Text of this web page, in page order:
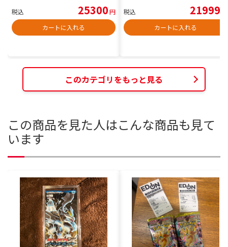
税込 25300円
カートに入れる
税込 21999
カートに入れる
このカテゴリをもっと見る
この商品を見た人はこんな商品も見て
います